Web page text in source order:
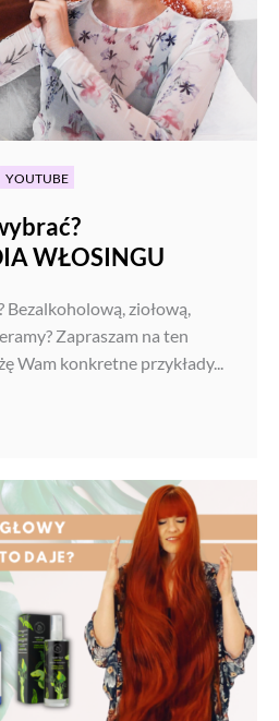
YOUTUBE
WŁOSINGU
Bezalkoholową, ziołową,
Zapraszam na ten
Wam konkretne przykłady...